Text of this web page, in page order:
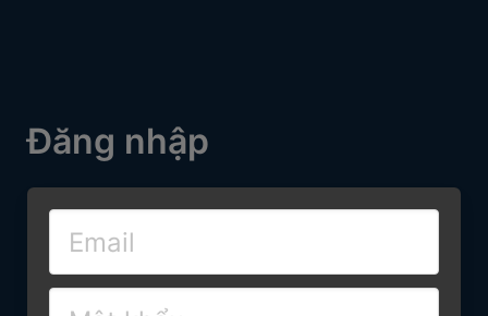
Đăng nhập